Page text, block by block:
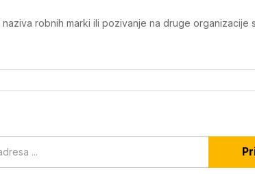
robnih marki ili pozivanje na druge organizacije